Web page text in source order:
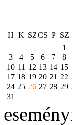
H K SZCS P SZ
1
3
4 5 6 7 8
10 11 12 13 14 15
17 18 19 20 21 22
24 25 26 27 28 29
31